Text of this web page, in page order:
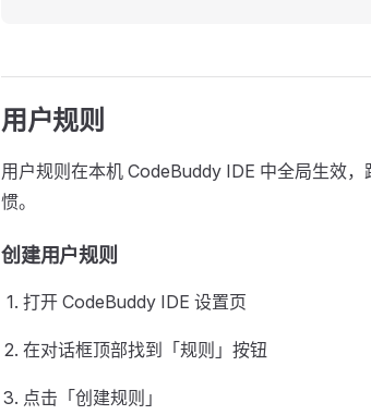
用户规则
用户规则在本机 CodeBuddy IDE 中全局生效
惯。
创建用户规则
打开 CodeBuddy IDE 设置页
在对话框顶部找到「规则」按钮
点击「创建规则」